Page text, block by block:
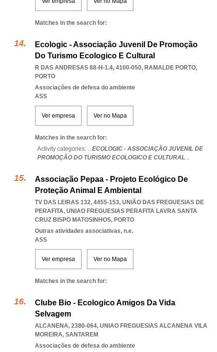
Matches in the search for:
Ecologic - Associação Juvenil De Promoção
Do Turismo Ecologico E Cultural
R DAS ANDRESAS 88-H-1.4, 4100-050, RAMALDE PORTO,
PORTO
Associações de defesa do ambiente
ASS
Ver empresa Ver no Mapa
Matches in the search for:
Activity categories: ...ECOLOGIC - ASSOCIAÇÃO JUVENIL DE
PROMOÇÃO DO TURISMO ECOLOGICO E CULTURAL...
Associação Pepaa - Projeto Ecológico De
Proteção Animal E Ambiental
TV DAS LEIRAS 132, 4455-153, UNIÃO DAS FREGUESIAS DE
PERAFITA, UNIAO FREGUESIAS PERAFITA LAVRA SANTA
CRUZ BISPO MATOSINHOS, PORTO
Outras atividades associativas, n.e.
ASS
Ver empresa Ver no Mapa
Matches in the search for:
Clube Bio - Ecologico Amigos Da Vida
Selvagem
ALCANENA, 2380-064, UNIAO FREGUESIAS ALCANENA VILA
MOREIRA, SANTAREM
Associações de defesa do ambiente